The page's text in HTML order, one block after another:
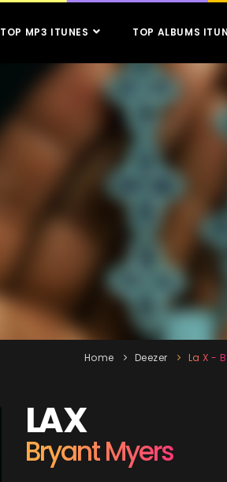
TOP MP3 ITUNES TOP ALBUMS
Home Deezer La X -
LA X
Bryant Myers